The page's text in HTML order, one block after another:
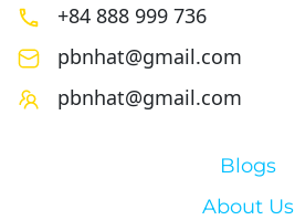
+84 888 999 736
pbnhat@gmail.com
pbnhat@gmail.com
Blogs
About Us